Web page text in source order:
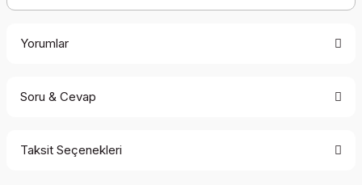
Yorumlar
Soru & Cevap
Taksit Seçenekleri